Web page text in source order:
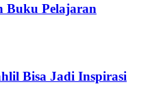
Buku Pelajaran
Bisa Jadi Inspirasi